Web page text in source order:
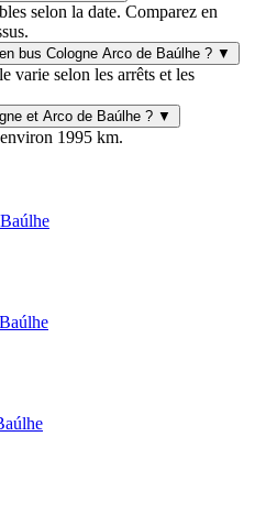
selon la date. Comparez en
bus Cologne Arco de Baúlhe ? ▼
varie selon les arrêts et les
et Arco de Baúlhe ? ▼
1995 km.